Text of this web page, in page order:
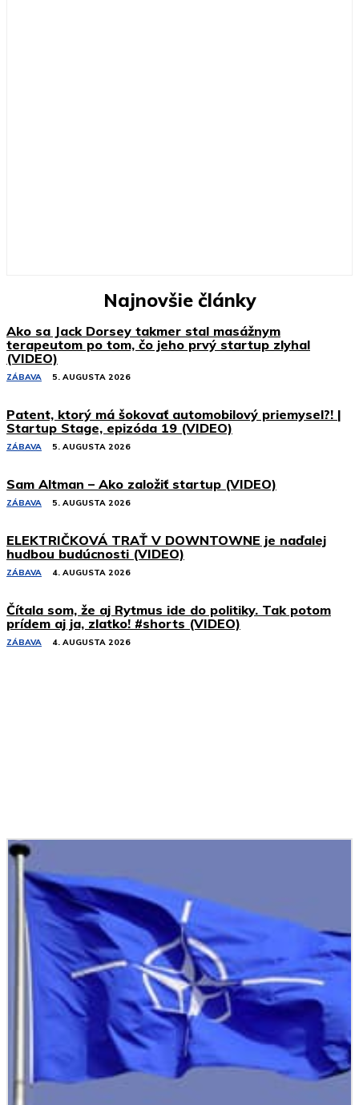
Najnovšie články
Ako sa Jack Dorsey takmer stal masážnym
terapeutom po tom, čo jeho prvý startup zlyhal
(VIDEO)
ZÁBAVA 5. AUGUSTA 2026
Patent, ktorý má šokovať automobilový priemysel?! |
Startup Stage, epizóda 19 (VIDEO)
ZÁBAVA 5. AUGUSTA 2026
Sam Altman – Ako založiť startup (VIDEO)
ZÁBAVA 5. AUGUSTA 2026
ELEKTRIČKOVÁ TRAŤ V DOWNTOWNE je naďalej
hudbou budúcnosti (VIDEO)
ZÁBAVA 4. AUGUSTA 2026
Čítala som, že aj Rytmus ide do politiky. Tak potom
prídem aj ja, zlatko! #shorts (VIDEO)
ZÁBAVA 4. AUGUSTA 2026